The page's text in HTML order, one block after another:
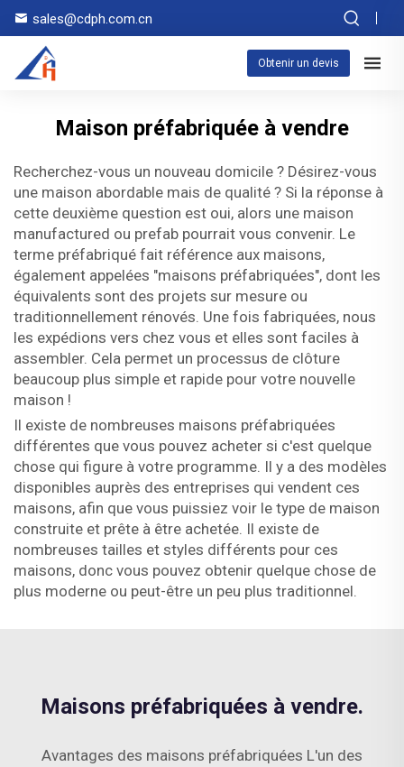
sales@cdph.com.cn
Obtenir un devis
Maison préfabriquée à vendre
Recherchez-vous un nouveau domicile ? Désirez-vous
une maison abordable mais de qualité ? Si la réponse à
cette deuxième question est oui, alors une maison
manufactured ou prefab pourrait vous convenir. Le
terme préfabriqué fait référence aux maisons,
également appelées "maisons préfabriquées", dont les
équivalents sont des projets sur mesure ou
traditionnellement rénovés. Une fois fabriquées, nous
les expédions vers chez vous et elles sont faciles à
assembler. Cela permet un processus de clôture
beaucoup plus simple et rapide pour votre nouvelle
maison !
Il existe de nombreuses maisons préfabriquées
différentes que vous pouvez acheter si c'est quelque
chose qui figure à votre programme. Il y a des modèles
disponibles auprès des entreprises qui vendent ces
maisons, afin que vous puissiez voir le type de maison
construite et prête à être achetée. Il existe de
nombreuses tailles et styles différents pour ces
maisons, donc vous pouvez obtenir quelque chose de
plus moderne ou peut-être un peu plus traditionnel.
Maisons préfabriquées à vendre.
Avantages des maisons préfabriquées L'un des